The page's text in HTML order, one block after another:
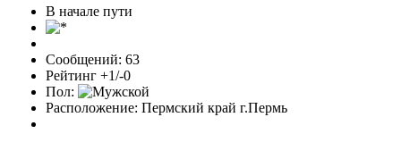
В начале пути
Сообщений: 63
Рейтинг +1/-0
Пол:
Расположение: Пермский край г.Пермь